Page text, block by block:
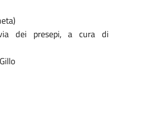
dei presepi, a cura di